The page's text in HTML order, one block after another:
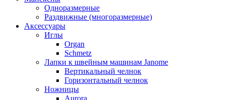
Одноразмерные
Раздвижные (многоразмерные)
Аксессуары
Иглы
Organ
Schmetz
Лапки к швейным машинам Janome
Вертикальный челнок
Горизонтальный челнок
Ножницы
Aurora